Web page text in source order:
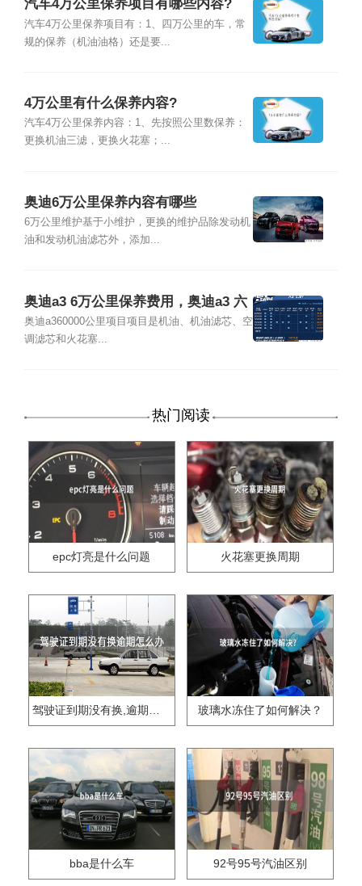
汽车4万公里保养项目有哪些内容?
汽车4万公里保养项目有：1、四万公里的车，常
规的保养（机油油格）还是要...
4万公里有什么保养内容?
汽车4万公里保养内容：1、先按照公里数保养：
更换机油三滤，更换火花塞；...
奥迪6万公里保养内容有哪些
6万公里维护基于小维护，更换的维护品除发动机
油和发动机油滤芯外，添加...
奥迪a3 6万公里保养费用，奥迪a3 六
万公里保养项目
奥迪a360000公里项目项目是机油、机油滤芯、空
调滤芯和火花塞...
热门阅读
epc灯亮是什么问题 火花塞更换周期
驾驶证到期没有换,逾期怎么办?? 玻璃水冻住了如何解决？
bba是什么车 92号95号汽油区别